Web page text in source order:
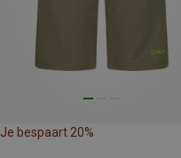
Je bespaart 20%